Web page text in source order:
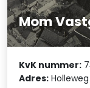
Mom
KvK nummer:
Adres: Holleweg